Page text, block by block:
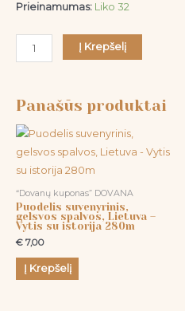
Prieinamumas: Liko 32
Į Krepšelį
Panašūs produktai
“Dovanų kuponas” DOVANA
Puodelis suvenyrinis,
gelsvos spalvos, Lietuva –
Vytis su istorija 280m
€ 7,00
Į Krepšelį